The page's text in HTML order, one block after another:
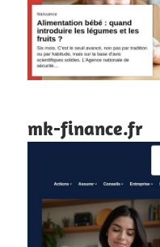
mk-finance.fr